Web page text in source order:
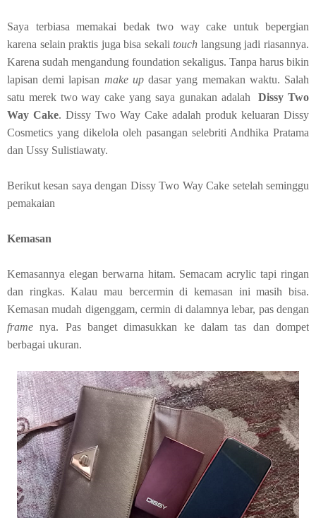
Saya terbiasa memakai bedak two way cake untuk bepergian
karena selain praktis juga bisa sekalitouch langsung jadi riasannya.
Karena sudah mengandung foundation sekaligus. Tanpa harus bikin
lapisan demi lapisan make updasar yang memakan waktu. Salah
satu merek two way cake yang saya gunakan adalahDissy Two
Way Cake. Dissy Two Way Cake adalah produk keluaran Dissy
Cosmetics yang dikelola oleh pasangan selebriti Andhika Pratama
dan Ussy Sulistiawaty.
Berikut kesan saya dengan Dissy Two Way Cake setelah seminggu
pemakaian
Kemasan
Kemasannya elegan berwarna hitam. Semacam acrylic tapi ringan
dan ringkas. Kalau mau bercermin di kemasan ini masih bisa.
Kemasan mudah digenggam, cermin di dalamnya lebar, pas dengan
frame nya. Pas banget dimasukkan ke dalam tas dan dompet
berbagai ukuran.